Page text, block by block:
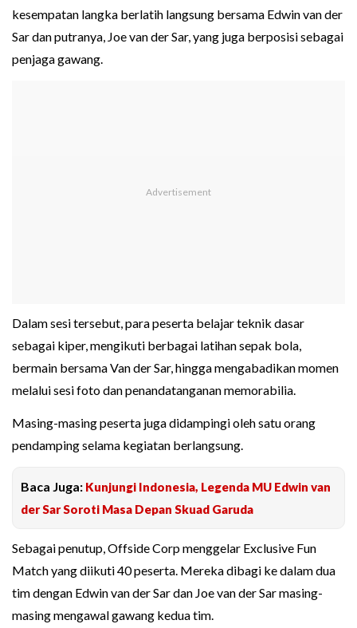
kesempatan langka berlatih langsung bersama Edwin van der
Sar dan putranya, Joe van der Sar, yang juga berposisi sebagai
penjaga gawang.
Dalam sesi tersebut, para peserta belajar teknik dasar
sebagai kiper, mengikuti berbagai latihan sepak bola,
bermain bersama Van der Sar, hingga mengabadikan momen
melalui sesi foto dan penandatanganan memorabilia.
Masing-masing peserta juga didampingi oleh satu orang
pendamping selama kegiatan berlangsung.
Baca Juga: Kunjungi Indonesia, Legenda MU Edwin van
der Sar Soroti Masa Depan Skuad Garuda
Sebagai penutup, Offside Corp menggelar Exclusive Fun
Match yang diikuti 40 peserta. Mereka dibagi ke dalam dua
tim dengan Edwin van der Sar dan Joe van der Sar masing-
masing mengawal gawang kedua tim.